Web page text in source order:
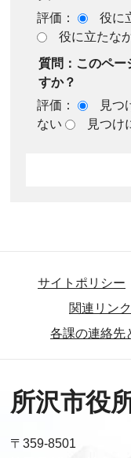
評価：
役に
役に立たな
質問：このペー
すか？
評価：
見つ
ない
見つけ
サイトポリシー
関連リン
各課の連絡先
所沢市役
〒359-8501